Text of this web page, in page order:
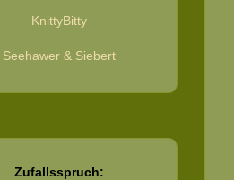
KnittyBitty
Seehawer & Siebert
Zufallsspruch: